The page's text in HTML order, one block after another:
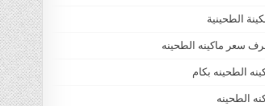
الطحينية
سعر ماكينه الطحينه
الطحينه بكام
الطحينه